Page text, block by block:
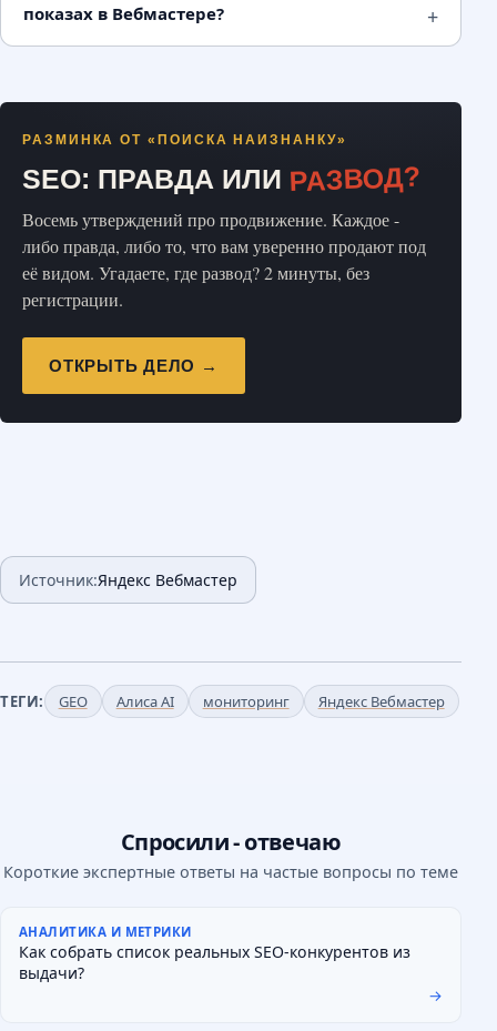
показах в Вебмастере?
РАЗМИНКА ОТ «ПОИСКА НАИЗНАНКУ»
SEO: ПРАВДА ИЛИ РАЗВОД?
Восемь утверждений про продвижение. Каждое -
либо правда, либо то, что вам уверенно продают под
её видом. Угадаете, где развод? 2 минуты, без
регистрации.
ОТКРЫТЬ ДЕЛО →
Источник:Яндекс Вебмастер
ТЕГИ: GEO Алиса AI мониторинг Яндекс Вебмастер
Спросили - отвечаю
Короткие экспертные ответы на частые вопросы по теме
АНАЛИТИКА И МЕТРИКИ
Как собрать список реальных SEO-конкурентов из
выдачи?
→